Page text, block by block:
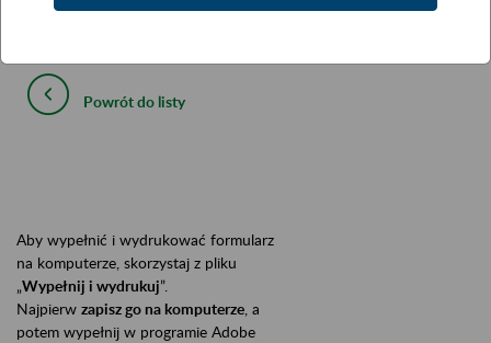
Powrót do listy
Aby wypełnić i wydrukować formularz
na komputerze, skorzystaj z pliku
„Wypełnij i wydrukuj”.
Najpierw zapisz go na komputerze , a
potem wypełnij w programie Adobe